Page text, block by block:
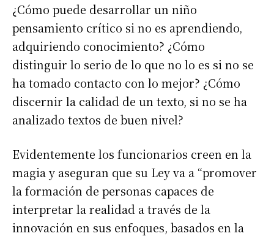
¿Cómo puede desarrollar un niño
pensamiento crítico si no es aprendiendo,
adquiriendo conocimiento? ¿Cómo
distinguir lo serio de lo que no lo es si no se
ha tomado contacto con lo mejor? ¿Cómo
discernir la calidad de un texto, si no se ha
analizado textos de buen nivel?
Evidentemente los funcionarios creen en la
magia y aseguran que su Ley va a “promover
la formación de personas capaces de
interpretar la realidad a través de la
innovación en sus enfoques, basados en la